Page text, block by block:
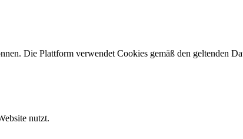
Die Plattform verwendet Cookies gemäß den geltenden
nutzt.